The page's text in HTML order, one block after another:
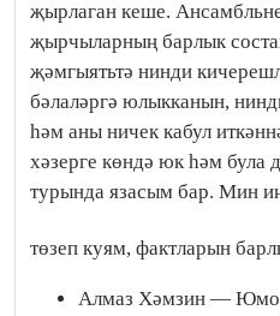
җырлаган кеше.
җырчыларның барлык
җәмгыятьтә нинди
бәлаләргә юлыкканын,
һәм аны ничек кабул
хәзерге көндә юк һәм була
турында язасым бар. Мин
төзеп куям, фактларын
Алмаз Хәмзин — Юмор